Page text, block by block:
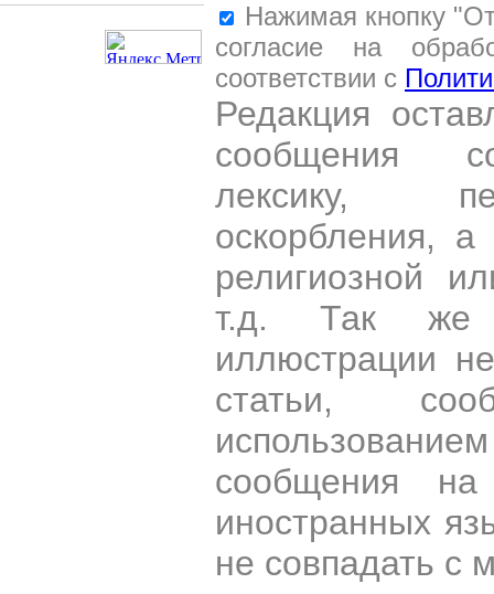
Нажимая кнопку
согласие на
соответствии с
Редакция
сообщения
лексику,
оскорбления,
религиозной
т.д. Так же
иллюстрации
статьи,
сообщения
иностранных
не совпадать с